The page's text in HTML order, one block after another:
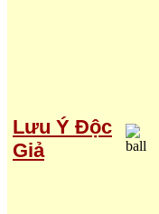
Lưu Ý Độc
Giả